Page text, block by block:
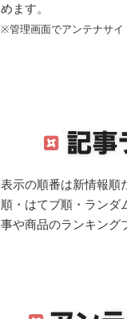
めます。
※管理画面でアンテナサイ
表示の順番は新情報順
順・はてブ順・ランダ
事や商品のランキング